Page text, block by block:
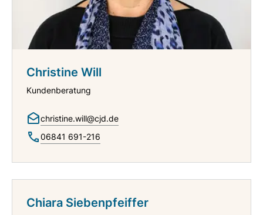
Christine Will
Kundenberatung
christine.will@cjd.de
06841 691-216
Chiara Siebenpfeiffer